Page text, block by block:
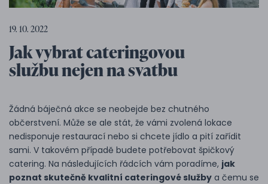
19. 10. 2022
Jak vybrat cateringovou
službu nejen na svatbu
Žádná báječná akce se neobejde bez chutného
občerstvení. Může se ale stát, že vámi zvolená lokace
nedisponuje restaurací nebo si chcete jídlo a pití zařídit
sami. V takovém případě budete potřebovat špičkový
catering. Na následujících řádcích vám poradíme, jak
poznat skutečně kvalitní cateringové služby a čemu se